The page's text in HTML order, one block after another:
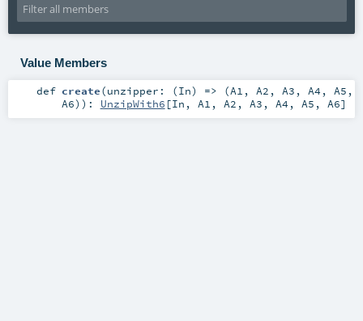
Value Members
def create(unzipper: (In) => (A1 , A2 , A3 , A4 , A5 ,
A6) ) : UnzipWith6 [In , A1 , A2 , A3 , A4 , A5 , A6]